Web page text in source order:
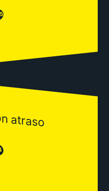
😂
atraso
😂